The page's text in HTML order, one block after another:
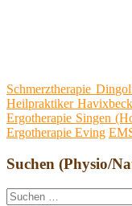
Schmerztherapie
Heilpraktiker Havixbeck
Ergotherapie Singen
Ergotherapie Eving
Suchen (Physio/
Suche